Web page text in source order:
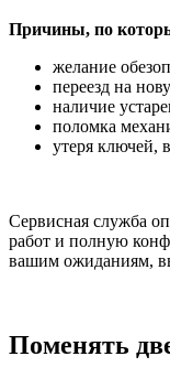
Причины, по
желание
переезд на
наличие
поломка
утеря ключей,
Сервисная служба
работ и полную
вашим ожиданиям,
Поменять